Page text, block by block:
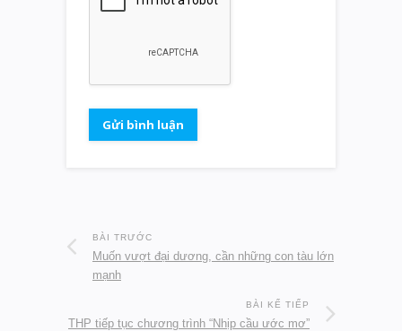
BÀI TRƯỚC
Muốn vượt đại dương, cần những con tàu lớn
mạnh
BÀI KẾ TIẾP
THP tiếp tục chương trình “Nhịp cầu ước mơ”